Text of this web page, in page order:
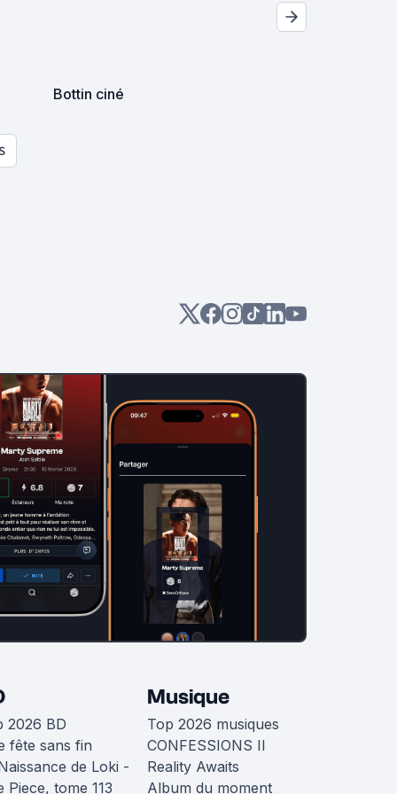
Bottin ciné
2026 BD
fête sans fin
de Loki -
Piece, tome 113
Musique
Top 2026 musiques
CONFESSIONS II
Reality Awaits
Album du moment